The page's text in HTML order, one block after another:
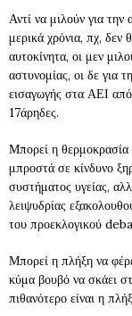
Αντί να μιλούν για
μερικά χρόνια, πχ, δεν
αυτοκίνητα, οι μεν
αστυνομίας, οι δε για
εισαγωγής στα ΑΕΙ από
17άρηδες.
Μπορεί η θερμοκρασία
μπροστά σε κίνδυνο
συστήματος υγείας,
λειψυδρίας
του προεκλογικού
Μπορεί η πλήξη να
κύμα βουβό να σκάει
πιθανότερο είναι η